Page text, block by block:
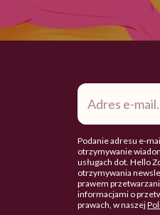
Adres
mail*
Podanie adresu e-
otrzymywanie
usługach dot. Hello
otrzymywania
prawem
informacjami o
prawach, w naszej